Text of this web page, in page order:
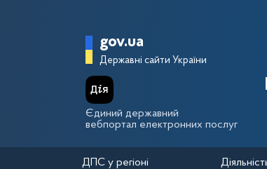
Головна сторінка
gov.ua
Державні сайти України
Єдиний державний
вебпортал електронних послуг
ДПС у регіоні